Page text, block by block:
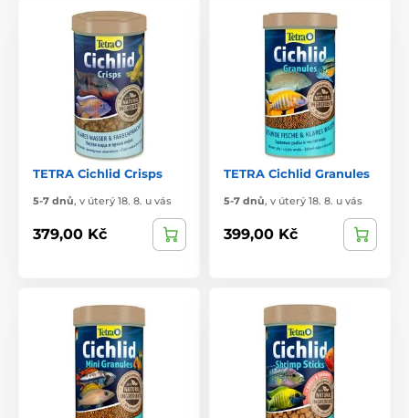
TETRA Cichlid Crisps
5-7 dnů, v úterý 18. 8. u vás
379,00 Kč
TETRA Cichlid Granules
5-7 dnů, v úterý 18. 8. u vás
399,00 Kč